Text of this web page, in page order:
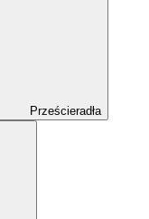
Prześcieradła